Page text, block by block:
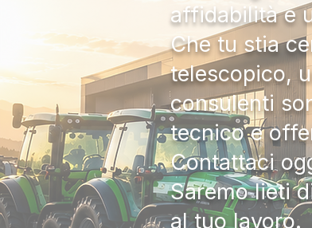
affidabilità e
Che tu stia
telescopico,
consulenti
tecnico e
Contattaci
Saremo lieti
al tuo lavoro.